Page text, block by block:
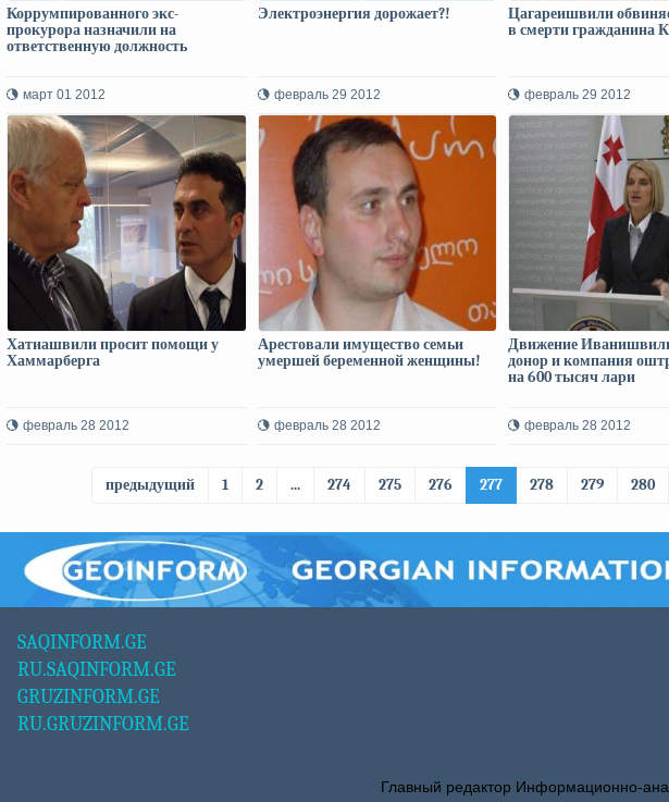
Коррумпированного экс-
прокурора назначили на
ответственную должность
март 01 2012
Электроэнергия дорожает?!
февраль 29 2012
Цагареишвили
в смерти гражданина
февраль 29 2012
Хатиашвили просит помощи у
Хаммарберга
февраль 28 2012
Арестовали имущество семьи
умершей беременной женщины!
февраль 28 2012
Движение
донор и компания
на 600 тысяч лари
февраль 28 2012
предыдущий 1 2 ... 274 275 276 277 278 279 280
SAQINFORM.GE
RU.SAQINFORM.GE
GRUZINFORM.GE
RU.GRUZINFORM.GE
Главный редактор Информационно-